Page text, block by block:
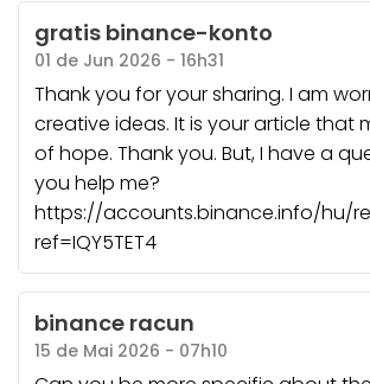
gratis binance-konto
01 de Jun 2026 - 16h31
Thank you for your sharing. I am
creative ideas. It is your article that
of hope. Thank you. But, I have a
you help me?
https://accounts.binance.info/hu/
ref=IQY5TET4
binance racun
15 de Mai 2026 - 07h10